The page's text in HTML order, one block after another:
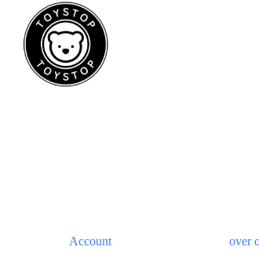
Account over